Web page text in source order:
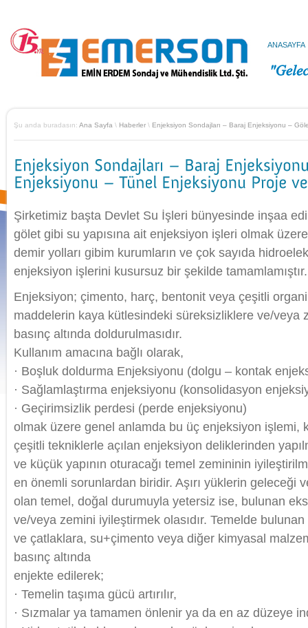
ANASAYFA
Şu anda buradasın: Ana Sayfa \ Haberler \ Enjeksiyon Sondajları – Baraj Enjeksiyonu –
Şirketimiz başta Devlet Su İşleri bünyesinde inşaa
gölet gibi su yapısına ait enjeksiyon işleri olmak
demir yolları gibim kurumların ve çok sayıda
enjeksiyon işlerini kusursuz bir şekilde tamamlamıştır.
Enjeksiyon; çimento, harç, bentonit veya çeşitli
maddelerin kaya kütlesindeki süreksizliklere ve/veya
basınç altında doldurulmasıdır.
Kullanım amacına bağlı olarak,
· Boşluk doldurma Enjeksiyonu (dolgu – kontak
· Sağlamlaştırma enjeksiyonu (konsolidasyon
· Geçirimsizlik perdesi (perde enjeksiyonu)
olmak üzere genel anlamda bu üç enjeksiyon işlemi,
çeşitli tekniklerle açılan enjeksiyon deliklerinden
ve küçük yapının oturacağı temel zemininin
en önemli sorunlardan biridir. Aşırı yüklerin geleceği
olan temel, doğal durumuyla yetersiz ise, bulunan
ve/veya zemini iyileştirmek olasıdır. Temelde
ve çatlaklara, su+çimento veya diğer kimyasal
basınç altında
enjekte edilerek;
· Temelin taşıma gücü artırılır,
· Sızmalar ya tamamen önlenir ya da en az düzeye